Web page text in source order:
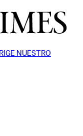
NUESTRO